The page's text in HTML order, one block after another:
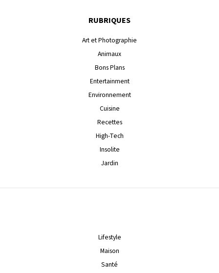
RUBRIQUES
Art et Photographie
Animaux
Bons Plans
Entertainment
Environnement
Cuisine
Recettes
High-Tech
Insolite
Jardin
Lifestyle
Maison
Santé